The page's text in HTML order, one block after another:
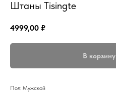
Штаны Tisingte
4999,00 ₽
В корзину
Пол: Мужской